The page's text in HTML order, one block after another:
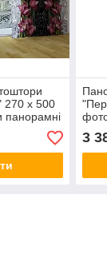
270 х 500
3